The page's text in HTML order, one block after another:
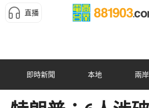
直播
即時新聞 本地 兩岸